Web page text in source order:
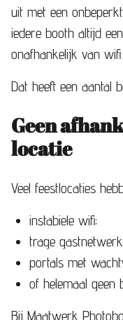
uit met een
iedere booth altijd
onafhankelijk van
Dat heeft een aantal
Geen
locatie
Veel feestlocaties
instabiele wifi;
trage
portals met
of helemaal geen
Bij Maatwerk